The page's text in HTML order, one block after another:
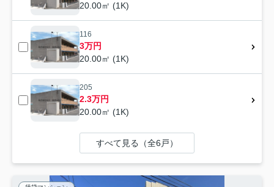
20.00㎡ (1K)
116
3万円
20.00㎡ (1K)
205
2.3万円
20.00㎡ (1K)
すべて見る（全6戸）